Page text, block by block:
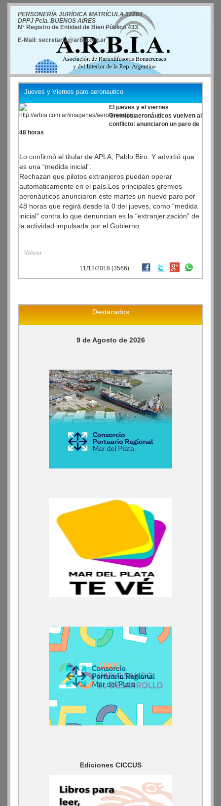
PERSONERÍA JURÍDICA MATRÍCULA 32264
DPPJ Pcia. BUENOS AIRES
N° Registro de Entidad de Bien Público 433
E-Mail: secretaria@arbia.org.ar
Jueves y Viernes paro aeronautico
El jueves y el viernes
Gremios aeronáuticos vuelven al
conflicto: anunciaron un paro de
48 horas
Lo confirmó el titular de APLA, Pablo Biro. Y advirtió que
es una “medida inicial”.
Rechazan que pilotos extranjeros puedan operar
automaticamente en el país.Los principales gremios
aeronáuticos anunciaron este martes un nuevo paro por
48 horas que regirá desde la 0 del jueves, como "medida
inicial" contra lo que denuncian es la "extranjerización" de
la actividad impulsada por el Gobierno.
Volver
11/12/2018 (3566)
Destacados
9 de Agosto de 2026
Ediciones CICCUS